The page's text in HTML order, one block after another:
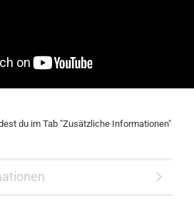
du im Tab "Zusätzliche Informationen"